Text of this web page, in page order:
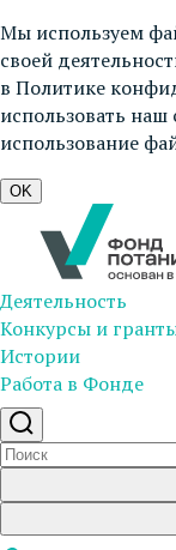
Мы используем
своей
в Политике
использовать наш
использование
OK
Деятельность
Конкурсы и
Истории
Работа в Фонде